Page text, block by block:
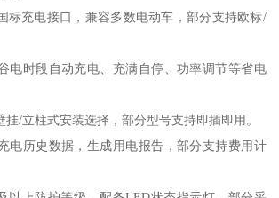
标充电接口，兼容多数电动车，部分支持欧标/
电时段自动充电、充满自停、功率调节等省电
/立柱式安装选择，部分型号支持即插即用。
电历史数据，生成用电报告，部分支持费用计